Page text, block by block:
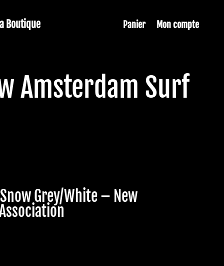
Boutique Panier Mon compte
Amsterdam Surf
Grey/White – New